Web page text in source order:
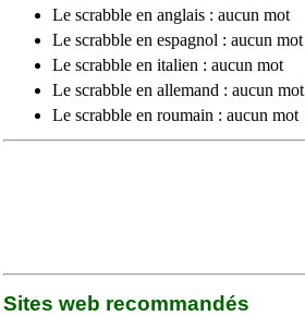
Le scrabble en anglais : aucun mot
Le scrabble en espagnol : aucun mot
Le scrabble en italien : aucun mot
Le scrabble en allemand : aucun mot
Le scrabble en roumain : aucun mot
Sites web recommandés